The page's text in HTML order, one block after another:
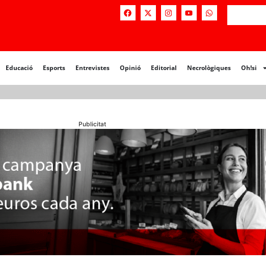
Educació Esports Entrevistes Opinió Editorial Necrològiques Oh!si
Opinió Editorial Necrològiques
Publicitat